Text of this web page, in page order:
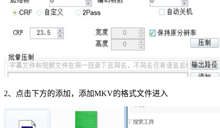
2、点击下方的添加，添加MKV的格式文件进入